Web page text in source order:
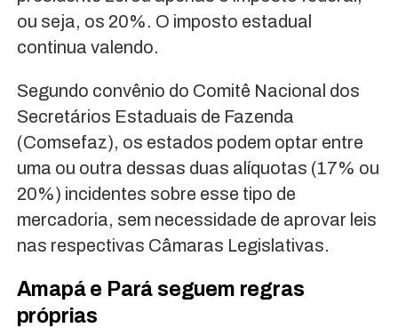
ou seja, os 20%. O imposto estadual
continua valendo.
Segundo convênio do Comitê Nacional dos
Secretários Estaduais de Fazenda
(Comsefaz), os estados podem optar entre
uma ou outra dessas duas alíquotas (17% ou
20%) incidentes sobre esse tipo de
mercadoria, sem necessidade de aprovar leis
nas respectivas Câmaras Legislativas.
Amapá e Pará seguem regras
próprias